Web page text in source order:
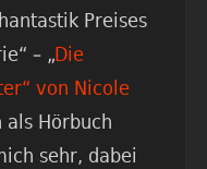
Preises
– „Die
von Nicole
Hörbuch
sehr, dabei